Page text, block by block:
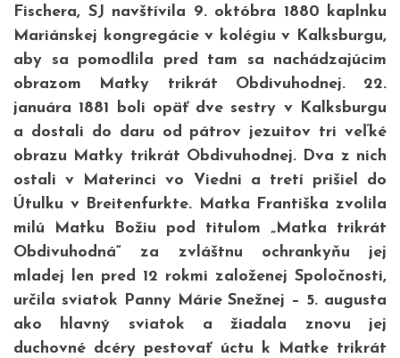
Fischera, SJ navštívila 9. októbra 1880 kaplnku
Mariánskej kongregácie v kolégiu v Kalksburgu,
aby sa pomodlila pred tam sa nachádzajúcim
obrazom Matky trikrát Obdivuhodnej. 22.
januára 1881 boli opäť dve sestry v Kalksburgu
a dostali do daru od pátrov jezuitov tri veľké
obrazu Matky trikrát Obdivuhodnej. Dva z nich
ostali v Materinci vo Viedni a tretí prišiel do
Útulku v Breitenfurkte. Matka Františka zvolila
milú Matku Božiu pod titulom „Matka trikrát
Obdivuhodná“ za zvláštnu ochrankyňu jej
mladej len pred 12 rokmi založenej Spoločnosti,
určila sviatok Panny Márie Snežnej – 5. augusta
ako hlavný sviatok a žiadala znovu jej
duchovné dcéry pestovať úctu k Matke trikrát